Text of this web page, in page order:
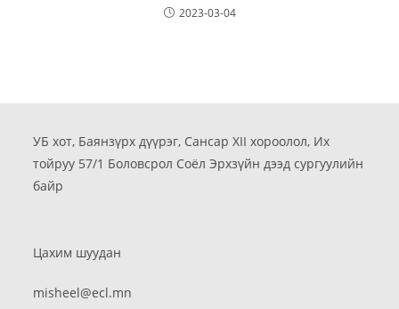
2023-03-04
УБ хот, Баянзүрх дүүрэг, Сансар XII хороолол, Их
тойруу 57/1 Боловсрол Соёл Эрхзүйн дээд сургуулийн
байр
Цахим шуудан
misheel@ecl.mn